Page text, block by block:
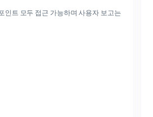
인트 모두 접근 가능하며 사용자 보고는